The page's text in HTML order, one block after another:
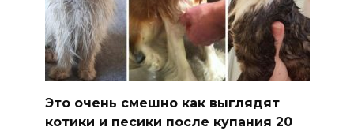
Это очень смешно как выглядят
котики и песики после купания 20